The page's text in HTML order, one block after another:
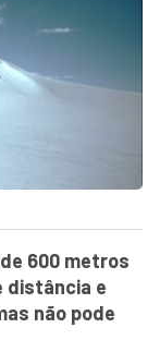
600 metros
distância e
não pode